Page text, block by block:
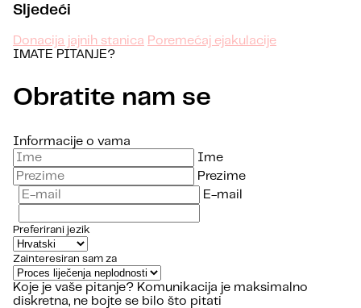
Sljedeći
Donacija jajnih stanica Poremećaj ejakulacije
IMATE PITANJE?
Obratite nam se
Informacije o vama
Ime
Prezime
E-mail
Preferirani jezik
Zainteresiran sam za
Koje je vaše pitanje? Komunikacija je maksimalno
diskretna, ne bojte se bilo što pitati